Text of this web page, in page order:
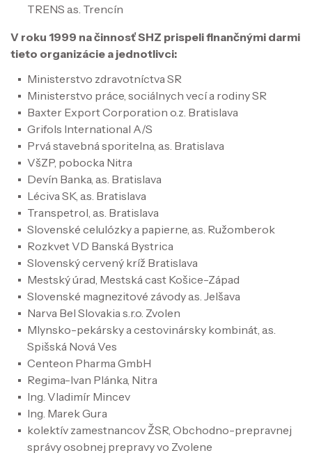
TRENS a.s. Trencín
V roku 1999 na činnosť SHZ prispeli finančnými darmi
tieto organizácie a jednotlivci:
Ministerstvo zdravotníctva SR
Ministerstvo práce, sociálnych vecí a rodiny SR
Baxter Export Corporation o.z. Bratislava
Grifols International A/S
Prvá stavebná sporitelna, a.s. Bratislava
VšZP, pobocka Nitra
Devín Banka, a.s. Bratislava
Léciva SK, a.s. Bratislava
Transpetrol, a.s. Bratislava
Slovenské celulózky a papierne, a.s. Ružomberok
Rozkvet VD Banská Bystrica
Slovenský cervený kríž Bratislava
Mestský úrad, Mestská cast Košice-Západ
Slovenské magnezitové závody a.s. Jelšava
Narva Bel Slovakia s.r.o. Zvolen
Mlynsko-pekársky a cestovinársky kombinát, a.s.
Spišská Nová Ves
Centeon Pharma GmbH
Regima-Ivan Plánka, Nitra
Ing. Vladimír Mincev
Ing. Marek Gura
kolektív zamestnancov ŽSR, Obchodno-prepravnej
správy osobnej prepravy vo Zvolene